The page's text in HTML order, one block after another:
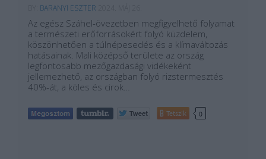
BARANYI ESZTER
Az egész Száhel-övezetben megfigyelhető folyamat
a természeti erőforrásokért folyó küzdelem,
köszönhetően a túlnépesedés és a klímaváltozás
hatásainak. Mali középső területe az ország
legfontosabb mezőgazdasági vidékeként
jellemezhető, az országban folyó rizstermesztés
40%-át, a köles és cirok…
Tetszik 0